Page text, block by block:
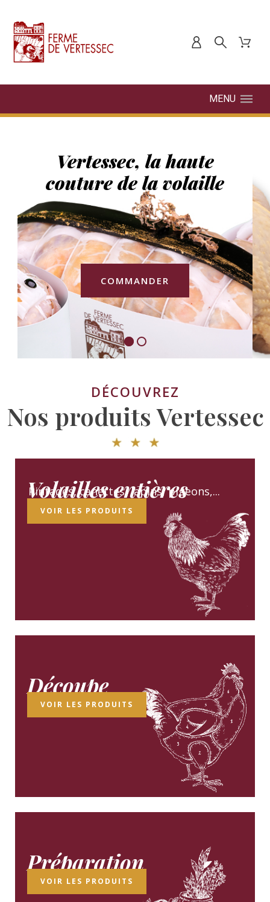
MENU
Vertessec, la haute
couture de la volaille
COMMANDER
DÉCOUVREZ
Nos produits Vertessec
Volailles entières
Pintades, canettes, lapins, pigeons,...
VOIR LES PRODUITS
Découpe
VOIR LES PRODUITS
Préparation
VOIR LES PRODUITS